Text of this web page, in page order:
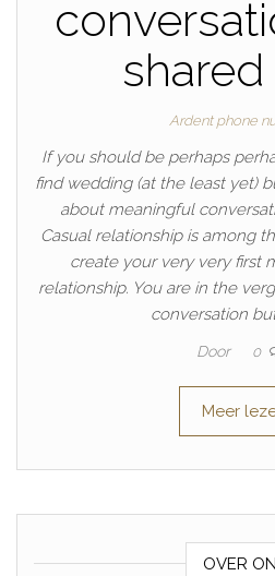
Ardent phone
If you should be perhaps
find wedding (at the least yet)
about meaningful
Casual relationship is among
create your very very first
relationship. You are in the
conversation
Door 0
Meer
OVER